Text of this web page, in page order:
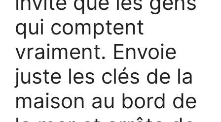
qui comptent
vraiment. Envoie
juste les clés de la
maison au bord de